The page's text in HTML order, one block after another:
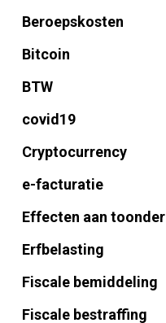
Beroepskosten
Bitcoin
BTW
covid19
Cryptocurrency
e-facturatie
Effecten aan toonder
Erfbelasting
Fiscale bemiddeling
Fiscale bestraffing